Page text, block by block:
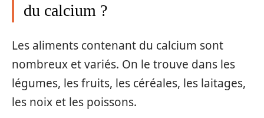
du calcium ?
Les aliments contenant du calcium sont
nombreux et variés. On le trouve dans les
légumes, les fruits, les céréales, les laitages,
les noix et les poissons.